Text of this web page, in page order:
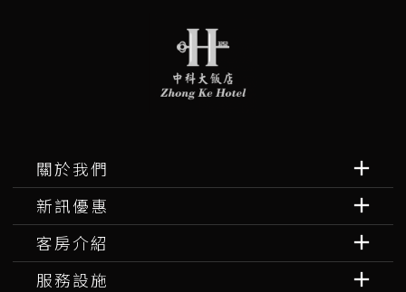
關於我們
新訊優惠
客房介紹
服務設施